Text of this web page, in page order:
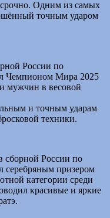
Одним из самых
точным ударом
России по
Чемпионом Мира 2025
мужчин в весовой
и точным ударам
техники.
сборной России по
серебряным призером
категории среди
красивые и яркие